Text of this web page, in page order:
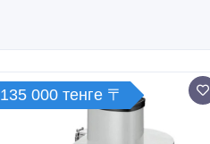
135 000 тенге 〒